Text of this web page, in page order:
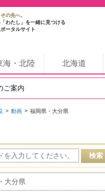
の先へ。
わたし」を一緒に見つける
ータルサイト
海・北陸 北海道
ご案内
動画 福岡県・大分県
大分県